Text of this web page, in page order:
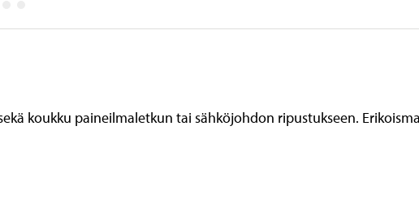
koukku paineilmaletkun tai sähköjohdon ripustukseen.